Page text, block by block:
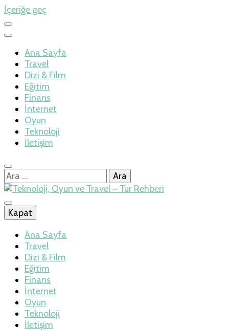
İçeriğe geç
Ana Sayfa
Travel
Dizi & Film
Eğitim
Finans
İnternet
Oyun
Teknoloji
İletişim
Arama:
Teknoloji, Oyun
ve Travel – Tur
Rehberi
İlkseviye
Kapat
Ana Sayfa
Travel
Dizi & Film
Eğitim
Finans
İnternet
Oyun
Teknoloji
İletişim